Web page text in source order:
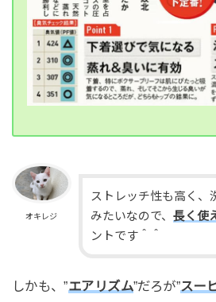
オキレジ
ストレッチ性も高く、
みたいなので、 長く使
ントです＾＾
しかも、”エアリズム”だろが”スー